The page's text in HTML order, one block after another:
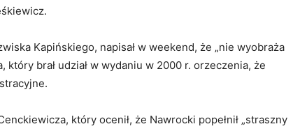
Kapińskiego, napisał w weekend, że „nie wyobraża
który brał udział w wydaniu w 2000 r. orzeczenia, że
który ocenił, że Nawrocki popełnił „straszny